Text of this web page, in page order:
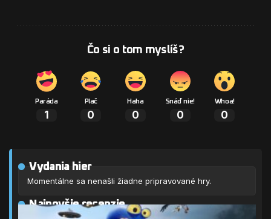
Čo si o tom myslíš?
Paráda
1
Plač
0
Haha
0
Snáď nie!
0
Whoa!
0
Vydania hier
Momentálne sa nenašli žiadne pripravované hry.
Najnovšie recenzie